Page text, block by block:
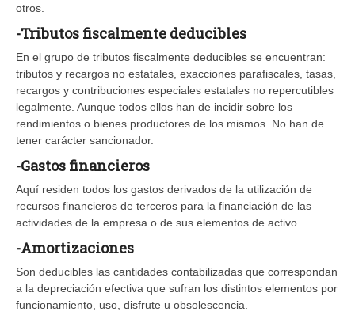
otros.
-Tributos fiscalmente deducibles
En el grupo de tributos fiscalmente deducibles se encuentran:
tributos y recargos no estatales, exacciones parafiscales, tasas,
recargos y contribuciones especiales estatales no repercutibles
legalmente. Aunque todos ellos han de incidir sobre los
rendimientos o bienes productores de los mismos. No han de
tener carácter sancionador.
-Gastos financieros
Aquí residen todos los gastos derivados de la utilización de
recursos financieros de terceros para la financiación de las
actividades de la empresa o de sus elementos de activo.
-Amortizaciones
Son deducibles las cantidades contabilizadas que correspondan
a la depreciación efectiva que sufran los distintos elementos por
funcionamiento, uso, disfrute u obsolescencia.